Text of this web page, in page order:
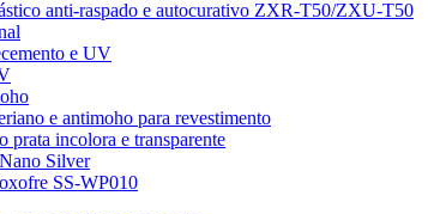
anti-raspado e autocurativo ZXR-T50/ZXU-T50
e UV
e antimoho para revestimento
prata incolora e transparente
Silver
SS-WP010